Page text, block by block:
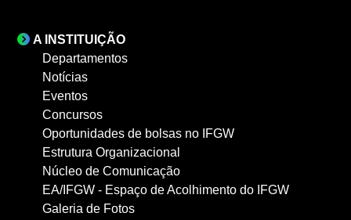
A INSTITUIÇÃO
Departamentos
Notícias
Eventos
Concursos
Oportunidades de bolsas no IFGW
Estrutura Organizacional
Núcleo de Comunicação
EA/IFGW - Espaço de Acolhimento do IFGW
Galeria de Fotos